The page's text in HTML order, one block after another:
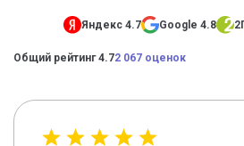
Яндекс 4.7 Google 4.8
Общий рейтинг 4.72 067 оценок